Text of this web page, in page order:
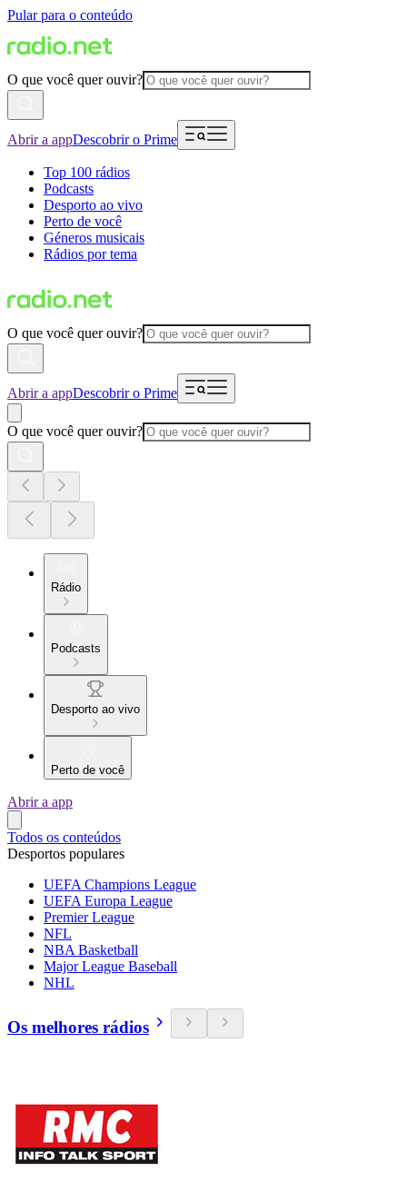
Pular para o conteúdo
O que você quer ouvir?
Abrir a appDescobrir o Prime
Top 100 rádios
Podcasts
Desporto ao vivo
Perto de você
Géneros musicais
Rádios por tema
O que você quer ouvir?
Abrir a appDescobrir o Prime
O que você quer ouvir?
Rádio
Podcasts
Desporto ao vivo
Perto de você
Abrir a app
Todos os conteúdos
Desportos populares
UEFA Champions League
UEFA Europa League
Premier League
NFL
NBA Basketball
Major League Baseball
NHL
Os melhores rádios